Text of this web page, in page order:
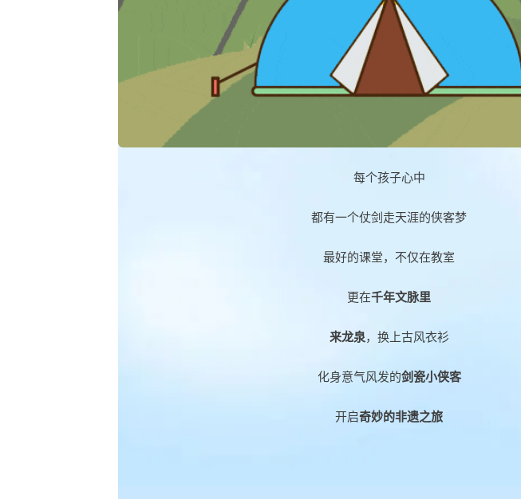
每个孩子心中
都有一个仗剑走天涯的侠客梦
最好的课堂，不仅在教室
更在千年文脉里
来龙泉，换上古风衣衫
化身意气风发的剑瓷小侠客
开启奇妙的非遗之旅